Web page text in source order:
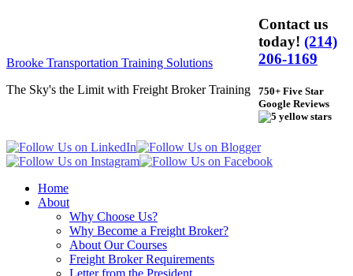
Brooke Transportation Training Solutions
The Sky's the Limit with Freight Broker Training
Contact us
today! (214)
206-1169
750+ Five Star
Google Reviews
Home
About
Why Choose Us?
Why Become a Freight Broker?
About Our Courses
Freight Broker Requirements